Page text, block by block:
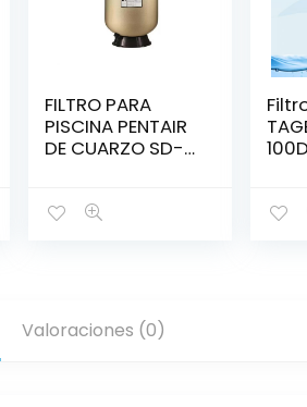
FILTRO PARA
PISCINA PENTAIR
DE CUARZO SD-
Valoraciones (0)